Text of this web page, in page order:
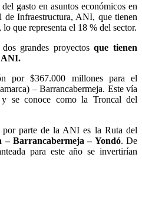
gasto en asuntos económicos en
de Infraestructura, ANI, que tienen
que representa el 18 % del sector.
grandes proyectosque tienen
ANI.
por $367.000 millones para el
– Barrancabermeja. Este vía
se conoce como la Troncal del
por parte de la ANI es la Ruta del
– Barrancabermeja – Yondó. De
para este año se invertirían